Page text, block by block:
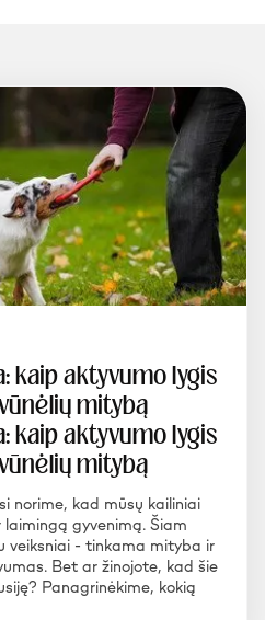
kaip aktyvumo lygis
mitybą
kaip aktyvumo lygis
mitybą
norime, kad mūsų kailiniai
gyvenimą. Šiam
veiksniai - tinkama mityba ir
Bet ar žinojote, kad šie
Panagrinėkime, kokią